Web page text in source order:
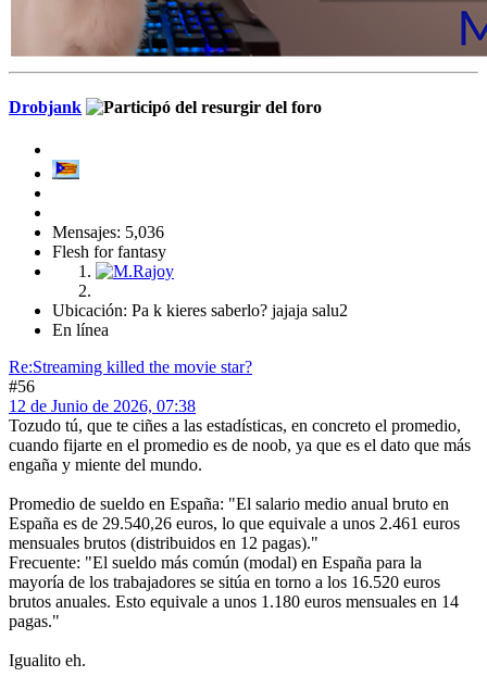
Drobjank
Mensajes: 5,036
Flesh for fantasy
Ubicación: Pa k kieres saberlo? jajaja salu2
En línea
Re:Streaming killed the movie star?
#56
12 de Junio de 2026, 07:38
Tozudo tú, que te ciñes a las estadísticas, en concreto el promedio,
cuando fijarte en el promedio es de noob, ya que es el dato que más
engaña y miente del mundo.
Promedio de sueldo en España: "El salario medio anual bruto en
España es de 29.540,26 euros, lo que equivale a unos 2.461 euros
mensuales brutos (distribuidos en 12 pagas)."
Frecuente: "El sueldo más común (modal) en España para la
mayoría de los trabajadores se sitúa en torno a los 16.520 euros
brutos anuales. Esto equivale a unos 1.180 euros mensuales en 14
pagas."
Igualito eh.